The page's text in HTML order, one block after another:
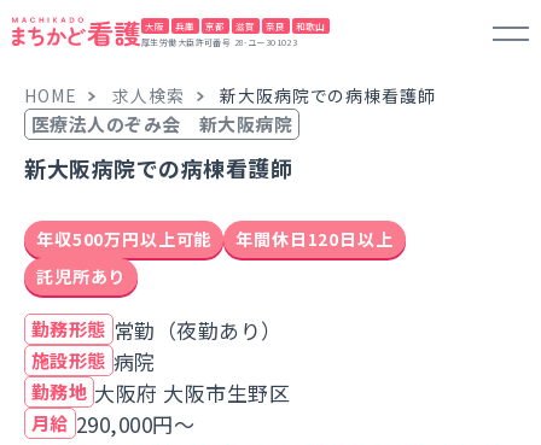
大阪 兵庫 京都 滋賀 奈良 和歌山
厚生労働大臣許可番号 28-ユー301023
HOME 求人検索 新大阪病院での病棟看護師
医療法人のぞみ会 新大阪病院
新大阪病院での病棟看護師
年収500万円以上可能
年間休日120日以上
託児所あり
勤務形態 常勤（夜勤あり）
施設形態 病院
勤務地 大阪府 大阪市生野区
月給 290,000円～